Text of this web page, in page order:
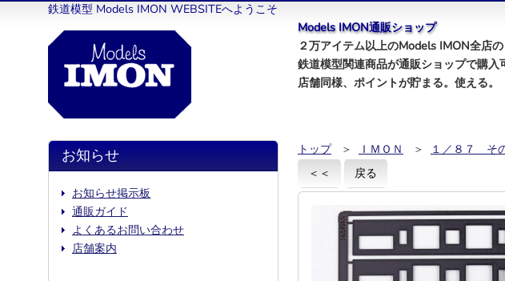
鉄道模型 Models IMON WEBSITEへようこそ
Models IMON通販ショップ
２万アイテム以上のModels IMON全店の
鉄道模型関連商品が通販ショップで購入
店舗同様、ポイントが貯まる。使える。
トップ ＞ ＩＭＯＮ ＞ １／８７ そ
＜＜
戻る
お知らせ
お知らせ掲示板
通販ガイド
よくあるお問い合わせ
店舗案内